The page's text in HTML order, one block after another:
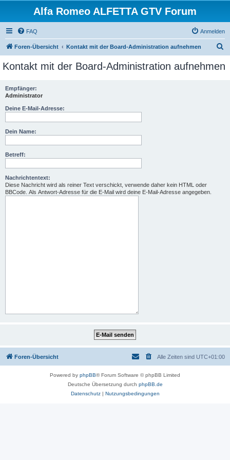
Alfa Romeo ALFETTA GTV Forum
FAQ Anmelden
Foren-Übersicht Kontakt mit der Board-Administration aufnehmen
c
Kontakt mit der Board-Administration aufnehmen
Empfänger:
Administrator
Deine E-Mail-Adresse:
Dein Name:
Betreff:
Nachrichtentext:
Diese Nachricht wird als reiner Text verschickt, verwende daher kein HTML oder
BBCode. Als Antwort-Adresse für die E-Mail wird deine E-Mail-Adresse angegeben.
Foren-Übersicht Alle Zeiten sind UTC+01:00
Powered by phpBB® Forum Software © phpBB Limited
Deutsche Übersetzung durch phpBB.de
Datenschutz| Nutzungsbedingungen